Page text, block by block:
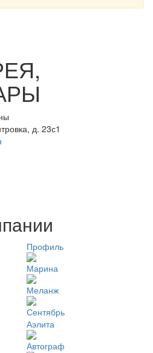
д. 23с1
Профиль
Марина
Меланж
Сентябрь
Аэлита
Автограф